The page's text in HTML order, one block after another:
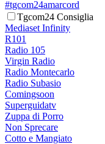
#tgcom24amarcord
Tgcom24 Consiglia
Mediaset Infinity
R101
Radio 105
Virgin Radio
Radio Montecarlo
Radio Subasio
Comingsoon
Superguidatv
Zuppa di Porro
Non Sprecare
Cotto e Mangiato